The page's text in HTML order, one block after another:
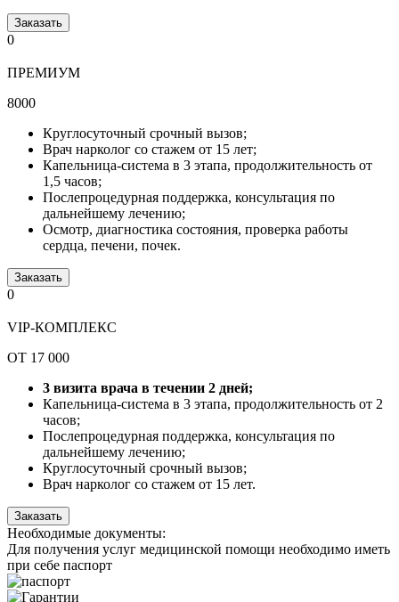
Заказать
0
ПРЕМИУМ
8000
Круглосуточный срочный вызов;
Врач нарколог со стажем от 15 лет;
Капельница-система в 3 этапа, продолжительность от
1,5 часов;
Послепроцедурная поддержка, консультация по
дальнейшему лечению;
Осмотр, диагностика состояния, проверка работы
сердца, печени, почек.
Заказать
0
VIP-КОМПЛЕКС
ОТ 17 000
3 визита врача в течении 2 дней;
Капельница-система в 3 этапа, продолжительность от 2
часов;
Послепроцедурная поддержка, консультация по
дальнейшему лечению;
Круглосуточный срочный вызов;
Врач нарколог со стажем от 15 лет.
Заказать
Необходимые документы:
Для получения услуг медицинской помощи необходимо иметь
при себе паспорт